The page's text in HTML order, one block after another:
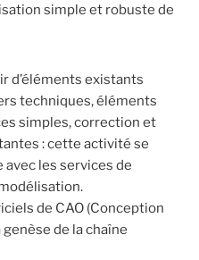
simple et robuste de
d’éléments existants
techniques, éléments
simples, correction et
: cette activité se
les services de
de CAO (Conception
de la chaîne